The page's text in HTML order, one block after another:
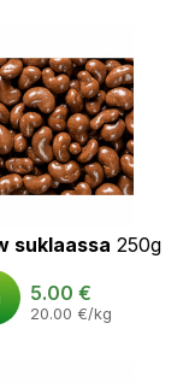
suklaassa 250g
5.00 €
20.00 €/kg